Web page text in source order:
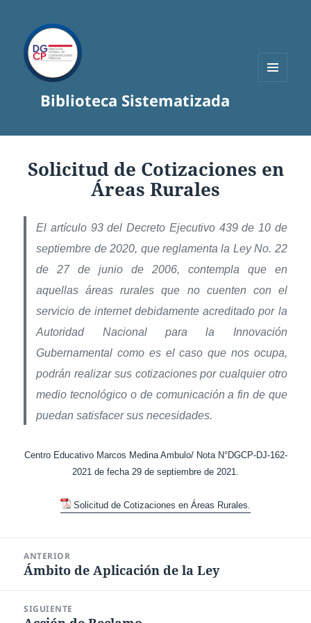
Biblioteca Sistematizada
Solicitud de Cotizaciones en
Áreas Rurales
El artículo 93 del Decreto Ejecutivo 439 de 10 de
septiembre de 2020, que reglamenta la Ley No. 22
de 27 de junio de 2006, contempla que en
aquellas áreas rurales que no cuenten con el
servicio de internet debidamente acreditado por la
Autoridad Nacional para la Innovación
Gubernamental como es el caso que nos ocupa,
podrán realizar sus cotizaciones por cualquier otro
medio tecnológico o de comunicación a fin de que
puedan satisfacer sus necesidades.
Centro Educativo Marcos Medina Ambulo/ Nota N°DGCP-DJ-162-
2021 de fecha 29 de septiembre de 2021.
Solicitud de Cotizaciones en Áreas Rurales.
entradas
ANTERIOR
Entrada
Ámbito de Aplicación de la Ley
SIGUIENTE